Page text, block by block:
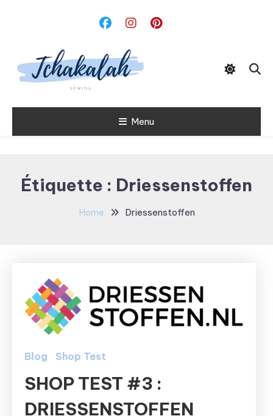
Tchakalah Menu
Étiquette : Driessenstoffen
Home Driessenstoffen
Blog Shop Test
SHOP TEST #3 :
DRIESSENSTOFFEN